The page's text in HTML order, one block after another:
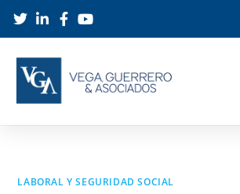
LABORAL Y SEGURIDAD SOCIAL